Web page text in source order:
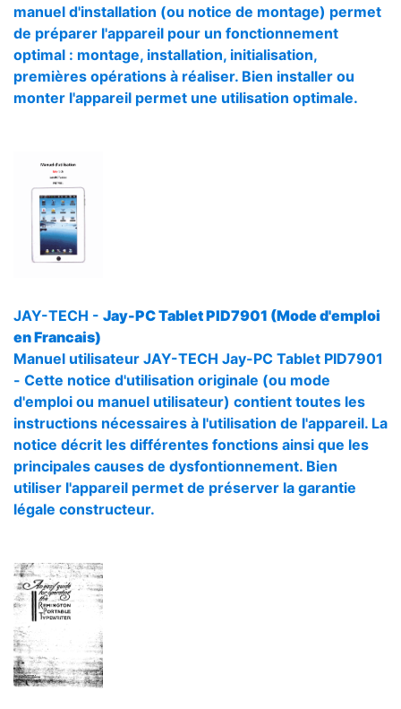
manuel d'installation (ou notice de montage) permet
de préparer l'appareil pour un fonctionnement
optimal : montage, installation, initialisation,
premières opérations à réaliser. Bien installer ou
monter l'appareil permet une utilisation optimale.
JAY-TECH - Jay-PC Tablet PID7901 (Mode d'emploi
en Francais)
Manuel utilisateur JAY-TECH Jay-PC Tablet PID7901
- Cette notice d'utilisation originale (ou mode
d'emploi ou manuel utilisateur) contient toutes les
instructions nécessaires à l'utilisation de l'appareil. La
notice décrit les différentes fonctions ainsi que les
principales causes de dysfontionnement. Bien
utiliser l'appareil permet de préserver la garantie
légale constructeur.